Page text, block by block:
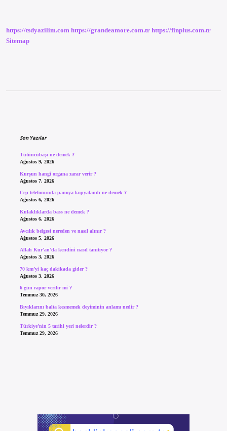
https://tsdyazilim.com https://grandeamore.com.tr https://finplus.com.tr
Sitemap
Son Yazılar
Tütüncübaşı ne demek ?
Ağustos 9, 2026
Kurşun hangi organa zarar verir ?
Ağustos 7, 2026
Cep telefonunda panoya kopyalandı ne demek ?
Ağustos 6, 2026
Kulaklıklarda bass ne demek ?
Ağustos 6, 2026
Avcılık belgesi nereden ve nasıl alınır ?
Ağustos 5, 2026
Allah Kur’an’da kendini nasıl tanıtıyor ?
Ağustos 3, 2026
70 km’yi kaç dakikada gider ?
Ağustos 3, 2026
6 gün rapor verilir mi ?
Temmuz 30, 2026
Bıyıklarını balta kesmemek deyiminin anlamı nedir ?
Temmuz 29, 2026
Türkiye’nin 5 tarihi yeri nelerdir ?
Temmuz 29, 2026